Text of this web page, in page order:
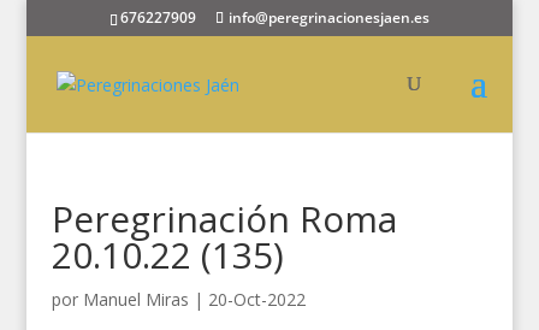
676227909 info@peregrinacionesjaen.es
Peregrinación Roma
20.10.22 (135)
por Manuel Miras | 20-Oct-2022